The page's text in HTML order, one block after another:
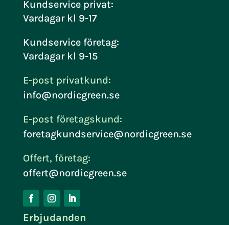
Kundservice privat:
Vardagar kl 9-17
Kundservice företag:
Vardagar kl 9-15
E-post privatkund:
info@nordicgreen.se
E-post företagskund:
foretagkundservice@nordicgreen.se
Offert, företag:
offert@nordicgreen.se
Erbjudanden